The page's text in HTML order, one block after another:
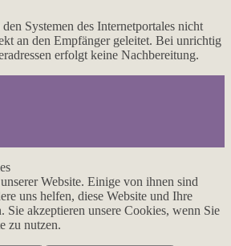
Systemen des Internetportales nicht
an den Empfänger geleitet. Bei unrichtig
erfolgt keine Nachbereitung.
Website. Einige von ihnen sind
uns helfen, diese Website und Ihre
Sie akzeptieren unsere Cookies, wenn Sie
zu nutzen.